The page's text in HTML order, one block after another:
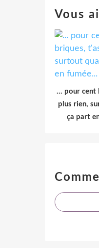
Vous
... pour cent
plus rien,
ça part